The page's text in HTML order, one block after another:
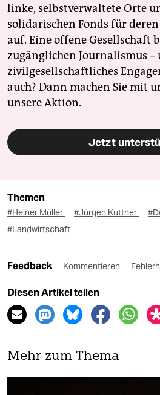
linke, selbstverwaltete Orte
solidarischen Fonds für
auf. Eine offene Gesellschaft
zugänglichen Journalismus –
zivilgesellschaftliches
auch? Dann machen Sie mit
unsere Aktion.
Jetzt
Themen
#Heiner Müller #Jürgen Kuttner
#Landwirtschaft
Feedback Kommentieren
Diesen Artikel teilen
Mehr zum Thema